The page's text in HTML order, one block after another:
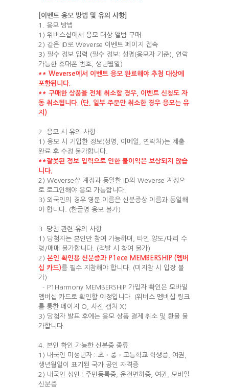
이벤트 응모 방법 및 유의 사항
1. 응모 방법
1) 위버스샵에서 응모 대상 앨범 구매
2) 같은 ID로 Weverse 이벤트 페이지 접속
3) 필수 정보 입력 (필수 정보: 성명(응모자 기준), 연락
가능한 휴대폰 번호, 생년월일)
** Weverse에서 이벤트 응모 완료해야 추첨 대상에
포함됩니다
** 구매한 상품을 전체 취소할 경우 이벤트 신청도 자
동 취소됩니다 . (단 일부 주문만 취소한 경우 응모는 유
지 )
2. 응모 시 유의 사항
1) 응모 시 기입한 정보(성명, 이메일, 연락처)는 제출
완료 후 수정 불가합니다.
**잘못된 정보 입력으로 인한 불이익은 보상되지
않습
니다
2) Weverse샵 계정과 동일한 ID의 Weverse 계정으
로 로그인해야 응모 가능합니다.
3) 외국인의 경우 영문 이름은 신분증상 이름과 동일해
야 합니다. (한글명 응모 불가)
3. 당첨 관련 유의 사항
1) 당첨자는 본인만 참여 가능하며, 타인 양도/대리 수
령/매매 불가합니다. (적발 시 참여 불가)
2) 본인 확인용 신분증과 P1ece MEMBERSHIP (멤버
십 카드)를 필수 지참해야 합니다. (미지참 시 입장 불
가)
- P1Harmony MEMBERSHIP 가입자 확인은 모바일
멤버십 카드로 확인할 예정입니다. (위버스 멤버십 링크
를 통한 페이지 O, 사진 캡처 X)
3) 당첨자 발표 후에는 응모 상품 결제 취소 및 환불 불
가합니다.
4. 본인 확인 가능한 신분증 종류
1) 내국인 미성년자 : 초・중・고등학교 학생증, 여권,
생년월일이 표기된 국가 공인 자격증
2) 내국인 성인 : 주민등록증, 운전면허증, 여권, 모바일
신분증